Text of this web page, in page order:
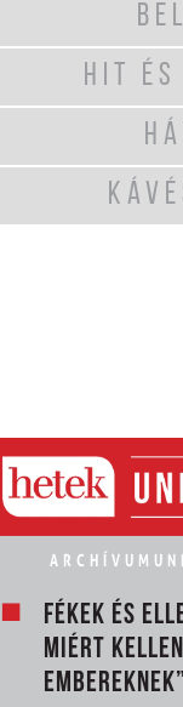
HIT ÉS
FÉKEK ÉS
MIÉRT